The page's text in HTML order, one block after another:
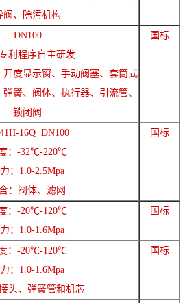
阀、除污机构
DN100
利程序自主研发
度显示窗、手动阀塞、套筒式
簧、阀体、执行器、引流管、
锁闭阀
国标
16Q DN100
：-32℃-220℃
：1.0-2.5Mpa
：阀体、滤网
国标
：-20℃-120℃
：1.0-1.6Mpa
国标
：-20℃-120℃
：1.0-1.6Mpa
头、弹簧管和机芯
国标